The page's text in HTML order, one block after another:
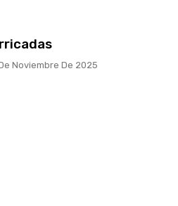
Noviembre De 2025